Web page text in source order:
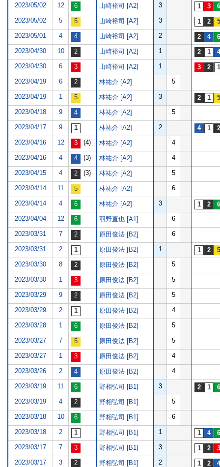
2023/05/02 12 山崎裕司 [A2] 3
2023/05/02 5 山崎裕司 [A2] 3
2023/05/01 4 山崎裕司 [A2] 2
2023/04/30 10 山崎裕司 [A2] 1
2023/04/30 6 山崎裕司 [A2] 1
2023/04/19 6 林祐介 [A2] 5
2023/04/19 1 林祐介 [A2] 3
2023/04/18 9 林祐介 [A2] 5
2023/04/17 9 林祐介 [A2] 2
2023/04/16 12 (4) 林祐介 [A2] 4
2023/04/16 4 (3) 林祐介 [A2] 4
2023/04/15 4 (3) 林祐介 [A2] 5
2023/04/14 11 林祐介 [A2] 6
2023/04/14 4 林祐介 [A2] 3
2023/04/04 12 羽野直也 [A1] 6
2023/03/31 7 原田俊法 [B2] 6
2023/03/31 2 原田俊法 [B2] 1
2023/03/30 8 原田俊法 [B2] 5
2023/03/30 1 原田俊法 [B2] 5
2023/03/29 9 原田俊法 [B2] 5
2023/03/29 2 原田俊法 [B2] 4
2023/03/28 1 原田俊法 [B2] 5
2023/03/27 7 原田俊法 [B2] 5
2023/03/27 1 原田俊法 [B2] 4
2023/03/26 2 原田俊法 [B2] 4
2023/03/19 11 野相弘司 [B1] 3
2023/03/19 4 野相弘司 [B1] 5
2023/03/18 10 野相弘司 [B1] 6
2023/03/18 2 野相弘司 [B1] 1
2023/03/17 7 野相弘司 [B1] 3
2023/03/17 3 野相弘司 [B1] 2